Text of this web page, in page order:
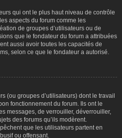
qui ont le plus haut niveau de contrôle
aspects du forum comme les
de groupes d’utilisateurs ou de
que le fondateur du forum a attribuées
aussi avoir toutes les capacités de
selon ce que le fondateur a autorisé.
(ou groupes d’utilisateurs) dont le travail
fonctionnement du forum. Ils ont le
messages, de verrouiller, déverrouiller,
des forums qu’ils modèrent.
que les utilisateurs partent en
ou offensant.